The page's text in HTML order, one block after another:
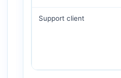
Support client